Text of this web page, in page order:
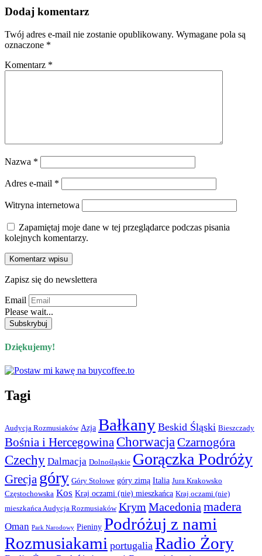
Dodaj komentarz
Twój adres e-mail nie zostanie opublikowany. Wymagane pola są
oznaczone *
Komentarz *
Nazwa *
Adres e-mail *
Witryna internetowa
Zapamiętaj moje dane w tej przeglądarce podczas pisania
kolejnych komentarzy.
Zapisz się do newslettera
Email
Please wait...
Dziękujemy!
Tagi
Audycja Rozmusiaków Azja Bałkany Beskid Śląski Bieszczady
Bośnia i Hercegowina Chorwacja Czarnogóra
Czechy Dalmacja Dolnośląskie Gorączka Podróży
Grecja góry Góry Stołowe góry zimą Italia Jura Krakowsko
Częstochowska Kos Kraj oczami (nie) mieszkańca Kraj oczami (nie)
mieszkańca Audycja Rozmusiaków Krym Macedonia madera
Oman Park Narodowy Pieniny Podróżuj z nami
Rozmusiakami portugalia Radio Żory